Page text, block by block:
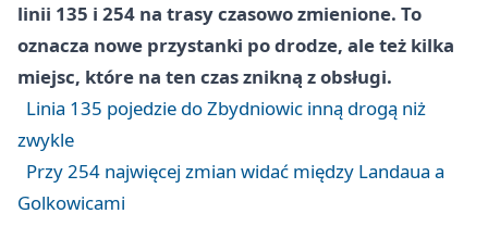
linii 135 i 254 na trasy czasowo zmienione. To
oznacza nowe przystanki po drodze, ale też kilka
miejsc, które na ten czas znikną z obsługi.
Linia 135 pojedzie do Zbydniowic inną drogą niż
zwykle
Przy 254 najwięcej zmian widać między Landaua a
Golkowicami